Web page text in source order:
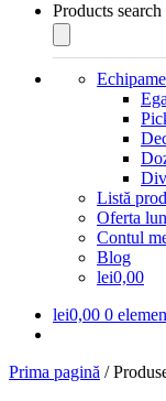
Products search
Listă
Oferta
Contul
Blog
lei0,00
lei0,00 0
Prima pagină /